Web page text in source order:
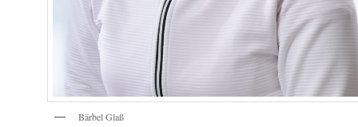
Bärbel Glaß